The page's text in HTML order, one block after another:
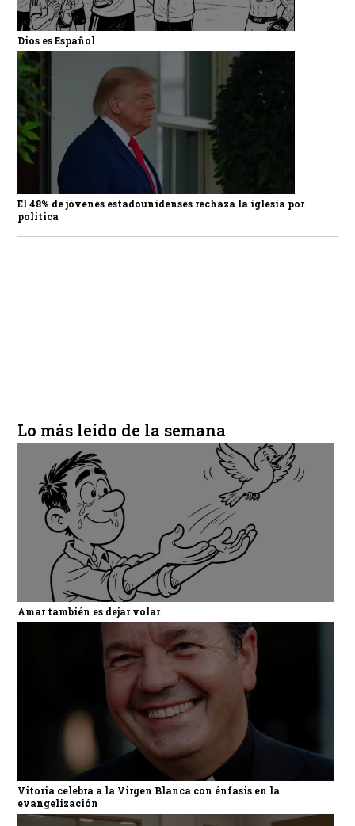
Dios es Español
El 48% de jóvenes estadounidenses rechaza la iglesia por
política
Lo más leído de la semana
Amar también es dejar volar
Vitoria celebra a la Virgen Blanca con énfasis en la
evangelización